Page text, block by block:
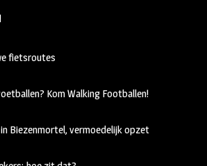
fietsroutes
Kom Walking Footballen!
Biezenmortel, vermoedelijk opzet